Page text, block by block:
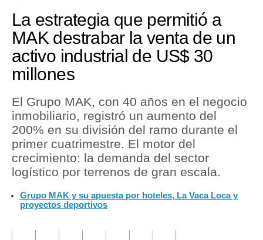
Perú
Política
Tu Dinero
Finanzas Personales
Inmobiliarias
Plus G
Opinión
Editorial
La estrategia que permitió a
MAK destrabar la venta de un
activo industrial de US$ 30
millones
El Grupo MAK, con 40 años en el negocio
inmobiliario, registró un aumento del
200% en su división del ramo durante el
primer cuatrimestre. El motor del
crecimiento: la demanda del sector
logístico por terrenos de gran escala.
Grupo MAK y su apuesta por hoteles, La Vaca Loca y
proyectos deportivos